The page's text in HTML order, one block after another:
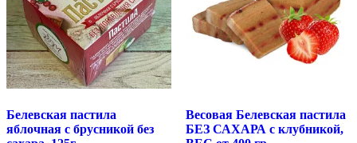
Белевская пастила
яблочная с брусникой без
Весовая Белевская пастила
БЕЗ САХАРА с клубникой,